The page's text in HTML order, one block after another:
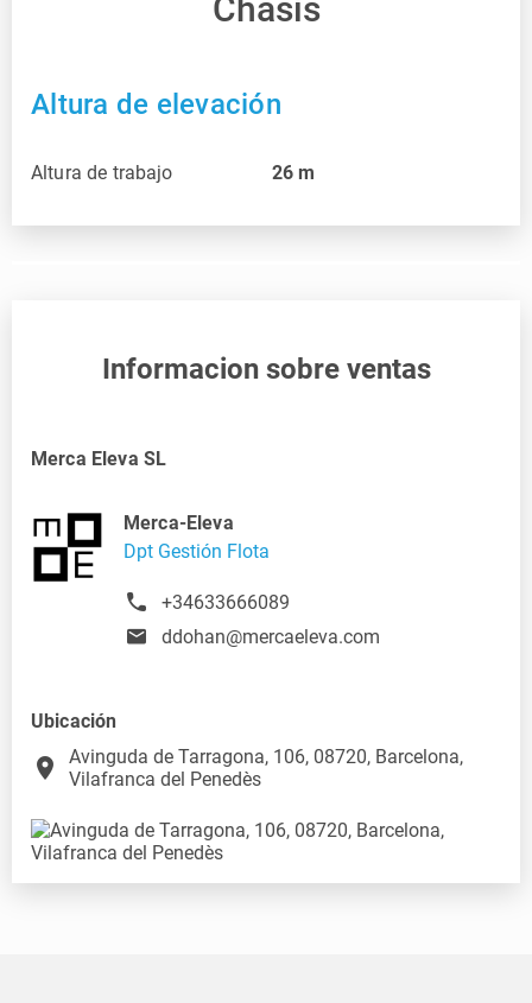
Chasis
Altura de elevación
Altura de trabajo 26 m
Informacion sobre ventas
Merca Eleva SL
Merca-Eleva
Dpt Gestión Flota
+34633666089
ddohan@mercaeleva.com
Ubicación
place
Avinguda de Tarragona, 106, 08720, Barcelona,
Vilafranca del Penedès